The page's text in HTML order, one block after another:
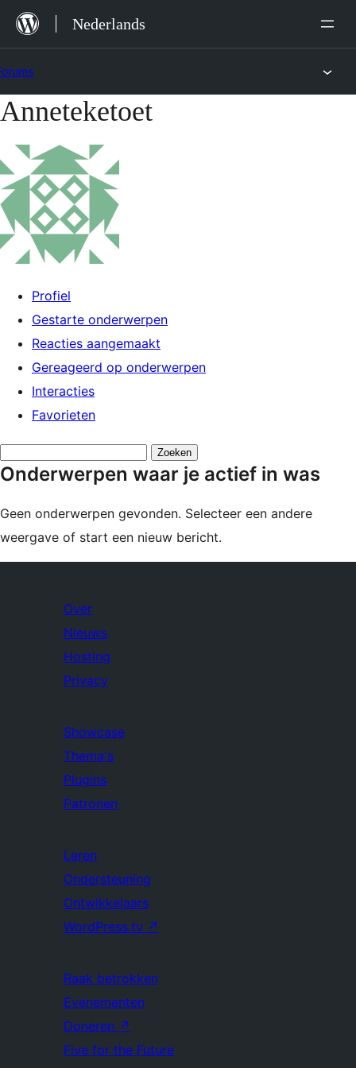
naar
Nederlands
Ga
inhoud
Anneteketoet
Profiel
Gestarte onderwerpen
Reacties aangemaakt
Gereageerd op onderwerpen
Interacties
Favorieten
zoeken:
Onderwerpen waar je actief in was
Geen onderwerpen gevonden. Selecteer een andere
weergave of start een nieuw bericht.
Over
Nieuws
Hosting
Privacy
Showcase
Thema's
Plugins
Patronen
Leren
Ondersteuning
Ontwikkelaars
WordPress.tv ↗
Raak betrokken
Evenementen
Doneren ↗
Five for the Future